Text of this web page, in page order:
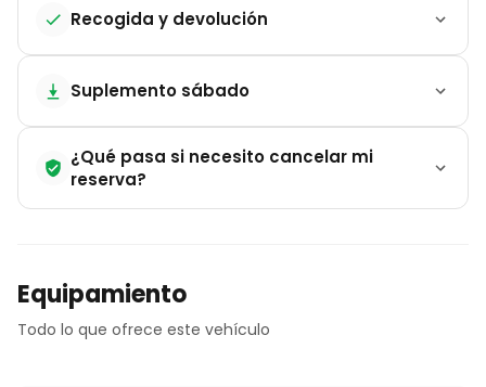
Recogida y devolución
Suplemento sábado
¿Qué pasa si necesito cancelar mi
reserva?
Equipamiento
Todo lo que ofrece este vehículo